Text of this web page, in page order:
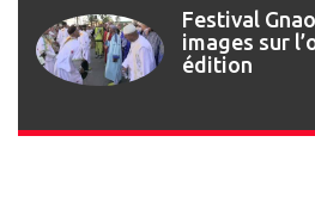
Festival
images sur
édition